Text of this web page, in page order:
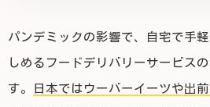
パンデミックの影響で、自宅で手
しめるフードデリバリーサービス
す。 日本ではウーバーイーツや出